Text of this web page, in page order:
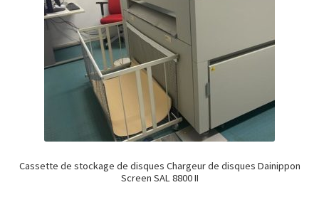
Cassette de stockage de disques Chargeur de disques Dainippon
Screen SAL 8800 II